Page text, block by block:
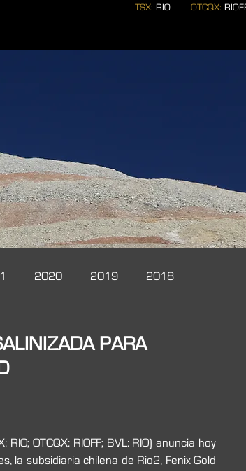
TSX: RIO OTCQX:
2020 2019 2018
PARA
RIO; OTCQX: RIOFF; BVL: RIO) anuncia hoy
la subsidiaria chilena de Rio2, Fenix Gold